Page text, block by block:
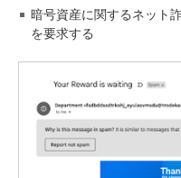
暗号資産に関するネット
を要求する